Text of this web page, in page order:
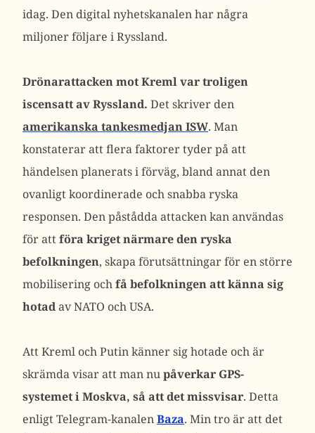
idag. Den digital nyhetskanalen har några
miljoner följare i Ryssland.
Drönarattacken mot Kreml var troligen
iscensatt av Ryssland. Det skriver den
amerikanska tankesmedjan ISW. Man
konstaterar att flera faktorer tyder på att
händelsen planerats i förväg, bland annat den
ovanligt koordinerade och snabba ryska
responsen. Den påstådda attacken kan användas
för attföra kriget närmare den ryska
befolkningen, skapa förutsättningar för en större
mobilisering ochfå befolkningen att känna sig
hotadav NATO och USA.
Att Kreml och Putin känner sig hotade och är
skrämda visar att man nupåverkar GPS-
systemet i Moskva, så att det missvisar. Detta
enligt Telegram-kanalenBaza. Min tro är att det